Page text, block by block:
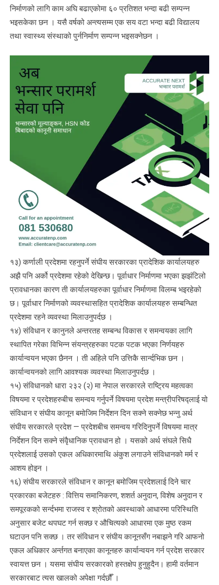
निर्माणको लागि काम अघि बढाएकोमा ६० प्रतिशत भन्दा बढी सम्पन्न
भइसकेका छन । यसै वर्षको अन्त्यसम्म एक सय वटा भन्दा बढी विद्यालय
तथा स्वास्थ्य संस्थाको पुर्ननिर्माण सम्पन्न भइसक्नेछन ।
१३) कर्णाली प्रदेशमा रहनुपर्ने संघीय सरकारका प्रादेशिक कार्यालयहरु
अझै पनि अर्को प्रदेशमा रहेको देखिन्छ। पूर्वाधार निर्माणमा भएका झझंटिलो
प्रावधानका कारण ती कार्यालयहरुका पूर्वाधार निर्माणमा विलम्ब भइरहेको
छ। पूर्वाधार निर्माणको व्यवस्थासहित प्रादेशिक कार्यालयहरु सम्बन्धित
प्रदेशमा रहने व्यवस्था मिलाउनुपर्दछ ।
१४) संविधान र कानुनले अन्तरतह सम्बन्ध विकास र समन्वयका लागि
स्थापित गरेका विभिन्न संयन्त्रहरुका पटक पटक भएका निर्णयहरु
कार्यान्वयन भएका छैनन । ती अहिले पनि उत्तिकै सार्न्दभिक छन ।
कार्यान्वयनको लागि आवश्यक व्यवस्था मिलाउनुपर्दछ ।
१५) संविधानको धारा २३२ (२) मा नेपाल सरकारले राष्ट्रिय महत्वका
विषयमा र प्रदेशहरुबीच समन्वय गर्नुपर्ने विषयमा प्रदेश मन्त्रीपरिषद्लाई यो
संविधान र संघीय कानून बमोजिम निर्देशन दिन सक्ने सक्नेछ भन्नु अर्थ
संघीय सरकारले प्रदेश — प्रदेशबीच समन्वय गरिदिनुपर्ने विषयमा मात्र
निर्देशन दिन सक्ने संवैृधानिक प्रावधान हो । यसको अर्थ संघले सिधै
प्रदेशलाई उसको एकल अधिकारमाथि अंकुश लगाउने संविधानको मर्म र
आशय होइन ।
१६) संघीय सरकारले संविधान र कानून बमोजिम प्रदेशलाई दिने चार
प्रकारका बजेटहरु : वित्तिय समानिकरण, शशर्त अनुदान, विशेष अनुदान र
समपूरकको सर्न्दभमा राजस्व र श्रोतको अवस्थाको आधारमा परिस्थिति
अनुसार बजेट थपघट गर्न सक्छ र औचित्यको आधारमा एक मुष्ठ रकम
घटाउन पनि सक्छ । तर संविधान र संघीय कानूनसँग नबाझने गरि आफनो
एकल अधिकार अर्न्तगत बनाएका कानूनहरु कार्यान्वयन गर्न प्रदेश सरकार
स्वायत्त छन । यसमा संघीय सरकारको हस्तक्षेप हुनुहुदैन। हामी वर्तमान
सरकारबाट त्यस खालको अपेक्षा गर्दछौँ ।